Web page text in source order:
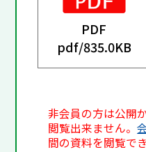
PDF
pdf/835.0KB
非会員の方は公開
閲覧出来ません。
間の資料を閲覧でき